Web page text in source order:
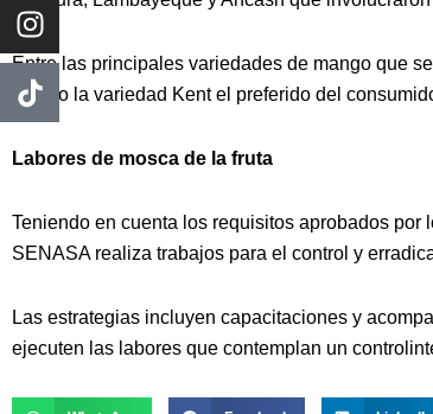
Entre las principales variedades de mango que
siendo la variedad Kent el preferido del
Labores de mosca de la fruta
Teniendo en cuenta los requisitos aprobados
SENASA realiza trabajos para el control y
Las estrategias incluyen capacitaciones y
ejecuten las labores que contemplan un